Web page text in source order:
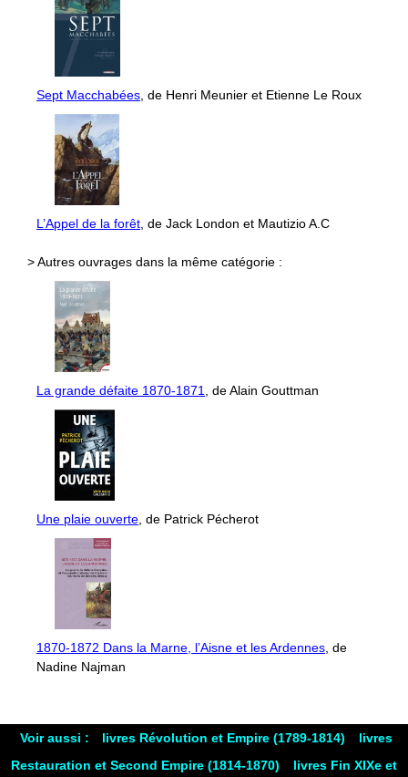
Sept Macchabées, de Henri Meunier et Etienne Le Roux
L’Appel de la forêt, de Jack London et Mautizio A.C
> Autres ouvrages dans la même catégorie :
La grande défaite 1870-1871, de Alain Gouttman
Une plaie ouverte, de Patrick Pécherot
1870-1872 Dans la Marne, l’Aisne et les Ardennes, de
Nadine Najman
Voir aussi : livres Révolution et Empire (1789-1814)
livres
Restauration et Second Empire (1814-1870)
livres Fin XIXe et